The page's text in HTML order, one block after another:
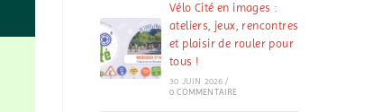
Vélo Cité en images :
ateliers, jeux, rencontres
et plaisir de rouler pour
tous !
30 JUIN 2026 /
0 COMMENTAIRE